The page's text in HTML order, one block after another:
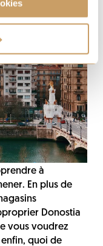
à
En plus de
Donostia
vous voudrez
quoi de